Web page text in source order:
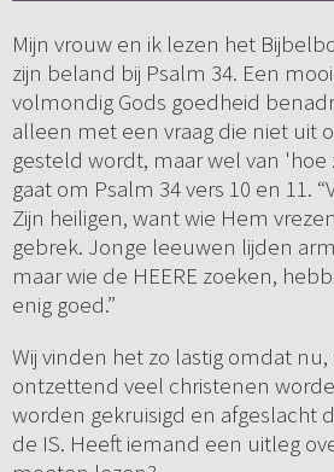
Mijn vrouw en ik lezen het
zijn beland bij Psalm 34. Een
volmondig Gods goedheid
alleen met een vraag die niet uit
gesteld wordt, maar wel van
gaat om Psalm 34 vers 10 en 11.
Zijn heiligen, want wie Hem
gebrek. Jonge leeuwen lijden
maar wie de HEERE zoeken,
enig goed.”
Wij vinden het zo lastig omdat
ontzettend veel christenen
worden gekruisigd en afgeslacht
de IS. Heeft iemand een uitleg